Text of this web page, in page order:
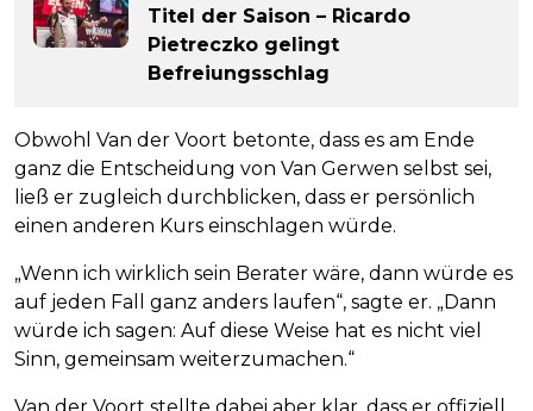
Titel der Saison – Ricardo
Pietreczko gelingt
Befreiungsschlag
Obwohl Van der Voort betonte, dass es am Ende
ganz die Entscheidung von Van Gerwen selbst sei,
ließ er zugleich durchblicken, dass er persönlich
einen anderen Kurs einschlagen würde.
„Wenn ich wirklich sein Berater wäre, dann würde es
auf jeden Fall ganz anders laufen“, sagte er. „Dann
würde ich sagen: Auf diese Weise hat es nicht viel
Sinn, gemeinsam weiterzumachen.“
Van der Voort stellte dabei aber klar, dass er offiziell